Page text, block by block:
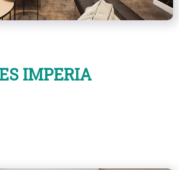
IMPERIA